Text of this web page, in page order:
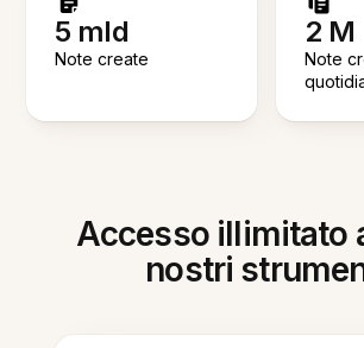
5 mld
Note create
2 M
Note
Accesso illimitato
nostri